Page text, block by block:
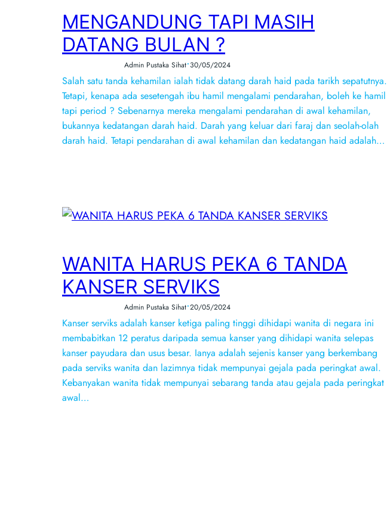
MENGANDUNG TAPI MASIH
DATANG BULAN ?
Admin Pustaka Sihat•30/05/2024
Salah satu tanda kehamilan ialah tidak datang darah haid pada tarikh sepatutnya.
Tetapi, kenapa ada sesetengah ibu hamil mengalami pendarahan, boleh ke hamil
tapi period ? Sebenarnya mereka mengalami pendarahan di awal kehamilan,
bukannya kedatangan darah haid. Darah yang keluar dari faraj dan seolah-olah
darah haid. Tetapi pendarahan di awal kehamilan dan kedatangan haid adalah…
WANITA HARUS PEKA 6 TANDA
KANSER SERVIKS
Admin Pustaka Sihat•20/05/2024
Kanser serviks adalah kanser ketiga paling tinggi dihidapi wanita di negara ini
membabitkan 12 peratus daripada semua kanser yang dihidapi wanita selepas
kanser payudara dan usus besar. Ianya adalah sejenis kanser yang berkembang
pada serviks wanita dan lazimnya tidak mempunyai gejala pada peringkat awal.
Kebanyakan wanita tidak mempunyai sebarang tanda atau gejala pada peringkat
awal…